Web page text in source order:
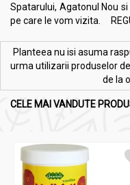
Spatarului, Agatonul Nou
pe care le vom vizita.
Planteea nu isi asuma
urma utilizarii produselor
de la
CELE MAI VANDUTE